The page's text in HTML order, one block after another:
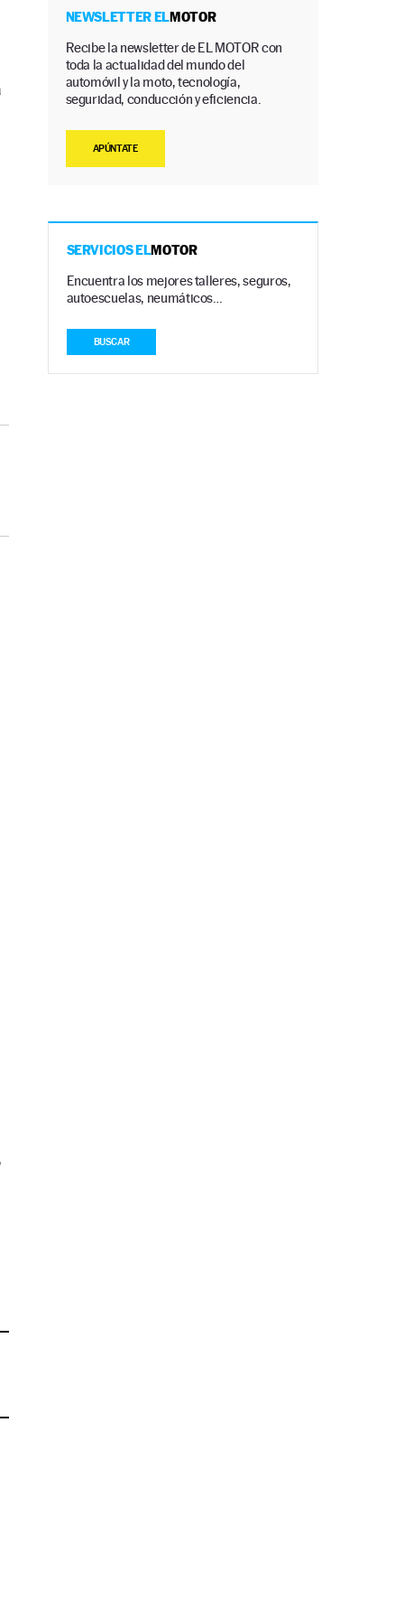
NEWSLETTER ELMOTOR
Recibe la newsletter de EL MOTOR con
toda la actualidad del mundo del
automóvil y la moto, tecnología,
seguridad, conducción y eficiencia.
APÚNTATE
SERVICIOS ELMOTOR
Encuentra los mejores talleres, seguros,
autoescuelas, neumáticos…
BUSCAR